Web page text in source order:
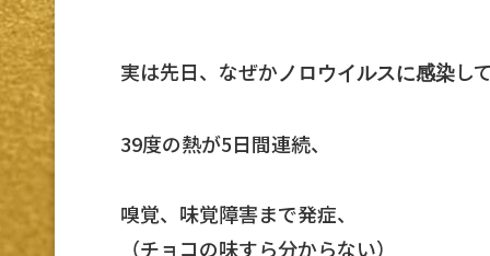
実は先日、なぜかノロウイルスに感染 し
39度の熱が5日間連続、
嗅覚、味覚障害まで発症、
（チョコの味すら分からない）